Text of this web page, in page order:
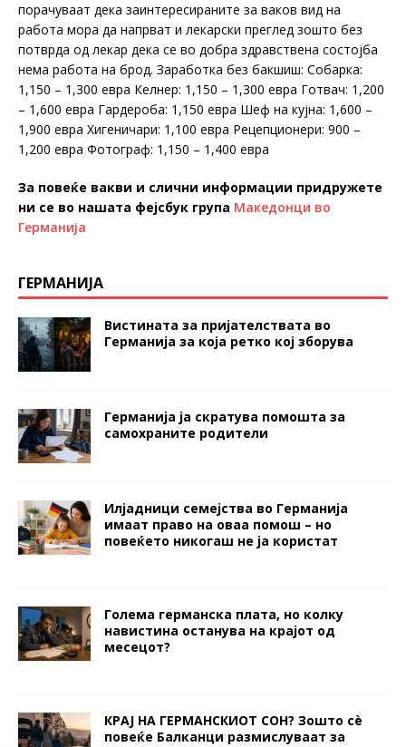
порачуваат дека заинтересираните за ваков вид на
работа мора да напрват и лекарски преглед зошто без
потврда од лекар дека се во добра здравствена состојба
нема работа на брод. Заработка без бакшиш: Собарка:
1,150 – 1,300 евра Келнер: 1,150 – 1,300 евра Готвач: 1,200
– 1,600 евра Гардероба: 1,150 евра Шеф на кујна: 1,600 –
1,900 евра Хигеничари: 1,100 евра Рецепционери: 900 –
1,200 евра Фотограф: 1,150 – 1,400 евра
За повеќе вакви и слични информации придружете
ни се во нашата фејсбук група Македонци во
Германија
ГЕРМАНИЈА
Вистината за пријателствата во
Германија за која ретко кој зборува
Германија ја скратува помошта за
самохраните родители
Илјадници семејства во Германија
имаат право на оваа помош – но
повеќето никогаш не ја користат
Голема германска плата, но колку
навистина останува на крајот од
месецот?
КРАЈ НА ГЕРМАНСКИОТ СОН? Зошто сè
повеќе Балканци размислуваат за